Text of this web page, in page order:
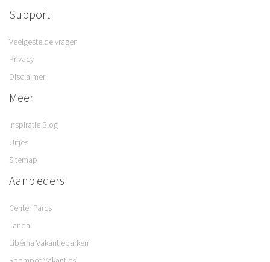
Support
Veelgestelde vragen
Privacy
Disclaimer
Meer
Inspiratie Blog
Uitjes
Sitemap
Aanbieders
Center Parcs
Landal
Libéma Vakantieparken